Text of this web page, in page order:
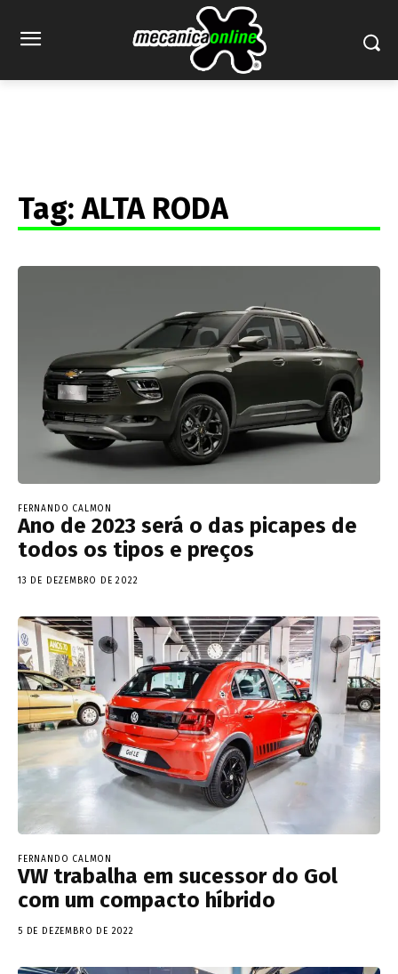
Tag:ALTA RODA
FERNANDO CALMON
Ano de 2023 será o das picapes de
todos os tipos e preços
13 DE DEZEMBRO DE 2022
FERNANDO CALMON
VW trabalha em sucessor do Gol
com um compacto híbrido
5 DE DEZEMBRO DE 2022